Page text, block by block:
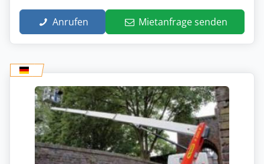
Anrufen Mietanfrage senden